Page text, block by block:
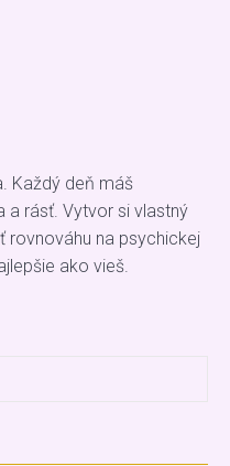
Každý deň máš
a rásť. Vytvor si vlastný
rovnováhu na psychickej
ako vieš.